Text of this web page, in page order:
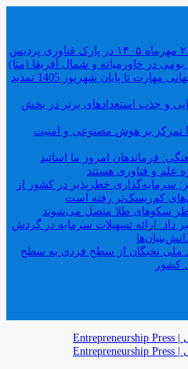
در خاورمیانه و شمال آفریقا (منا)
مهلت ثبت‌نام در مسابقات جهانی مهارت تا پایان شهریور 1405 تمدید
و جذب استعدادهای برتر در بخش
پوستر الکامپ ۲۹ با تمرکز بر هوش مصنوعی و امنیت
فرماندهان امروز ما اساتید
علم و فناوری هستند
سرمایه‌گذاری خطرپذیر در کشور از
کم‌ریسک‌تر رفته است
سکوهای طلا متصل می‌شوند
داد: ارائه تسهیلات سرمایه در گردش
ملی نخبگان از سطح فردی به سطح
کشور